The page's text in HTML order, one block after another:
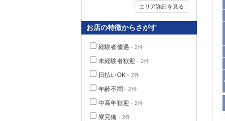
エリア詳細を見る
お店の特徴からさがす
経験者優遇 - 2件
未経験者歓迎 - 2件
日払いOK - 2件
年齢不問 - 2件
中高年歓迎 - 2件
寮完備 - 2件